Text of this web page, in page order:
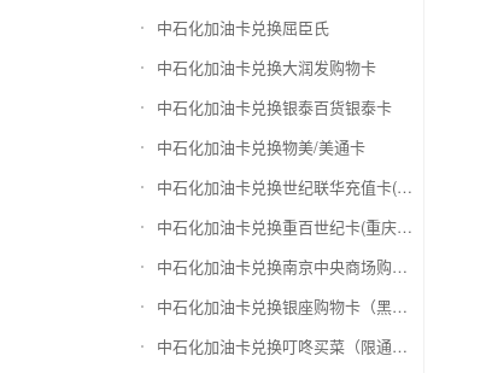
中石化加油卡兑换屈臣氏
中石化加油卡兑换大润发购物卡
中石化加油卡兑换银泰百货银泰卡
中石化加油卡兑换物美/美通卡
中石化加油卡兑换世纪联华充值卡(杭州联华)
中石化加油卡兑换重百世纪卡(重庆百货)
中石化加油卡兑换南京中央商场购物卡
中石化加油卡兑换银座购物卡（黑卡）
中石化加油卡兑换叮咚买菜（限通用礼品卡）